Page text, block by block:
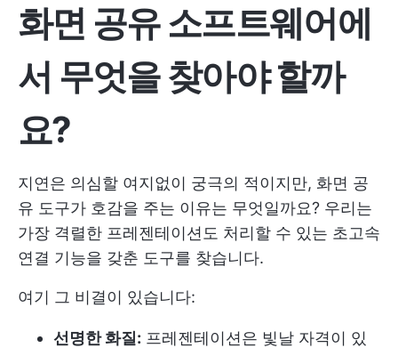
화면 공유 소프트웨어에
서 무엇을 찾아야 할까
요?
지연은 의심할 여지없이 궁극의 적이지만, 화면 공
유 도구가 호감을 주는 이유는 무엇일까요? 우리는
가장 격렬한 프레젠테이션도 처리할 수 있는 초고속
연결 기능을 갖춘 도구를 찾습니다.
여기 그 비결이 있습니다:
선명한 화질: 프레젠테이션은 빛날 자격이 있